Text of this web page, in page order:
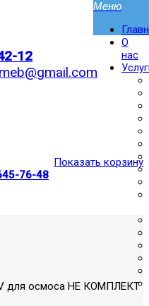
12
Показать корзину
76-48
О
нас
для осмоса НЕ КОМПЛЕКТ